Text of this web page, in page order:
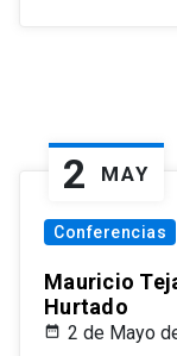
2 MAY
Conferencias
Mauricio
Hurtado
2 de Mayo